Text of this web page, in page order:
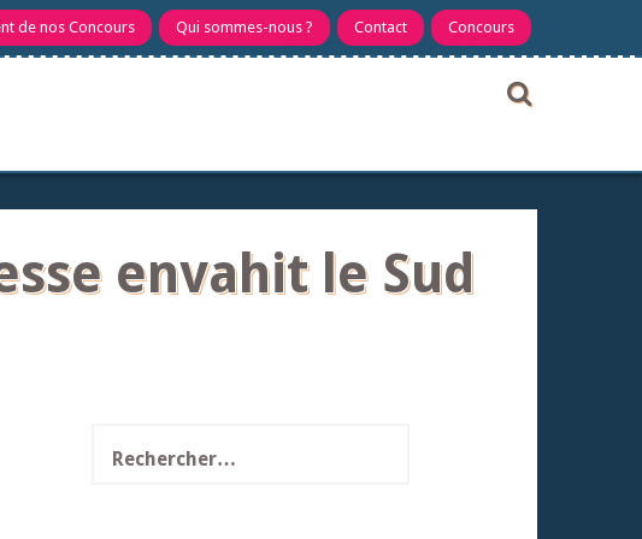
de nos Concours Qui sommes-nous ? Contact Concours
envahit le Sud